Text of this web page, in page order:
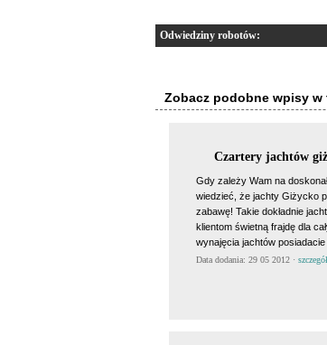
Odwiedziny robotów:
Zobacz podobne wpisy w
Czartery jachtów
Gdy zależy Wam na
wiedzieć, że jachty Giżycko
zabawę! Takie dokładnie
klientom świetną frajdę dla
wynajęcia jachtów
Data dodania: 29 05 2012 ·